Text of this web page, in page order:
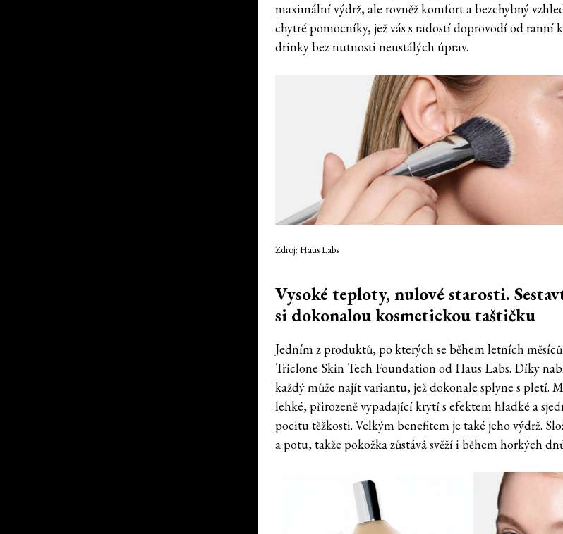
maximální výdrž, ale rovněž komfort a bezchybný
chytré pomocníky, jež vás s radostí doprovodí od ranní
drinky bez nutnosti neustálých úprav.
Zdroj: Haus Labs
Vysoké teploty, nulové starosti.
si dokonalou kosmetickou taštičku
Jedním z produktů, po kterých se během letních
Triclone Skin Tech Foundation od Haus Labs. Díky
každý může najít variantu, jež dokonale splyne s pletí.
lehké, přirozeně vypadající krytí s efektem hladké a
pocitu těžkosti. Velkým benefitem je také jeho výdrž.
a potu, takže pokožka zůstává svěží i během horkých